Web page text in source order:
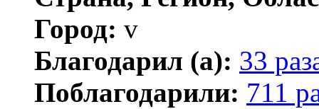
Город: v
Благодарил (а): 33
Поблагодарили: 711